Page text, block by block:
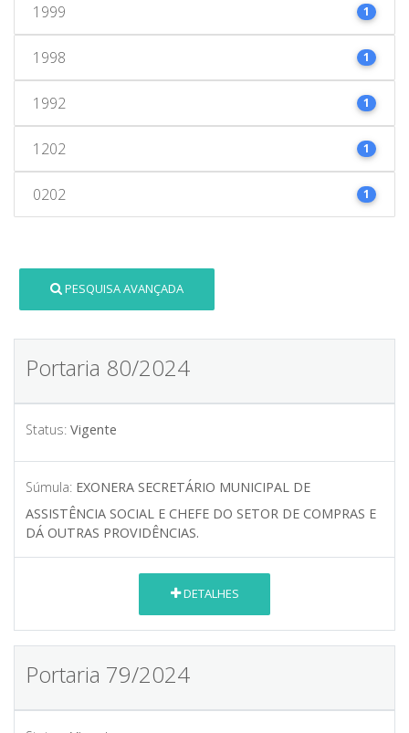
1999 1
1998 1
1992 1
1202 1
0202 1
PESQUISA AVANÇADA
Portaria 80/2024
Status: Vigente
Súmula: EXONERA SECRETÁRIO MUNICIPAL DE
ASSISTÊNCIA SOCIAL E CHEFE DO SETOR DE COMPRAS E
DÁ OUTRAS PROVIDÊNCIAS.
DETALHES
Portaria 79/2024